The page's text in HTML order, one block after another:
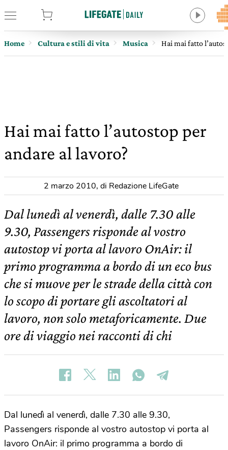
Home Cultura e stili di vita Musica Hai mai fatto
Hai mai fatto l’autostop per
andare al lavoro?
2 marzo 2010, di Redazione LifeGate
Dal lunedì al venerdì, dalle 7.30 alle
9.30, Passengers risponde al vostro
autostop vi porta al lavoro OnAir: il
primo programma a bordo di un eco bus
che si muove per le strade della città con
lo scopo di portare gli ascoltatori al
lavoro, non solo metaforicamente. Due
ore di viaggio nei racconti di chi
Dal lunedì al venerdì, dalle 7.30 alle 9.30,
Passengers risponde al vostro autostop vi porta al
lavoro OnAir: il primo programma a bordo di